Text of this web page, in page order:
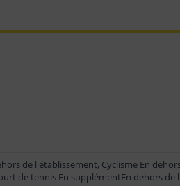
de l établissement, Cyclisme En
de tennis En supplémentEn dehors de